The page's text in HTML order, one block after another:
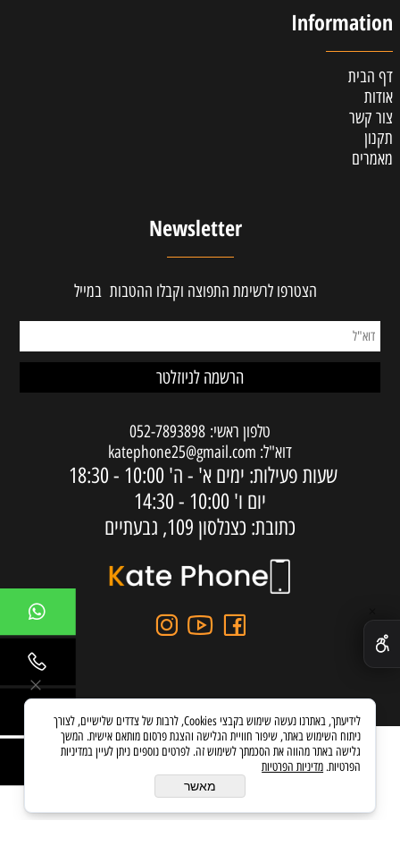
Information
דף הבית
אודות
צור קשר
תקנון
מאמרים
Newsletter
הצטרפו לרשימת התפוצה וקבלו ההטבות במייל
טלפון ראשי: 052-7893898
דוא"ל: katephone25@gmail.com
שעות פעילות: ימים א' - ה' 10:00 - 18:30
יום ו' 10:00 - 14:30
כתובת: כצנלסון 109, גבעתיים
בניית אתרים
לידיעתך, באתרנו נעשה שימוש בקבצי Cookies, לרבות של צדדים שלישיים, לצורך
ניתוח השימוש באתר, שיפור חוויית הגלישה והצגת פרסום מותאם אישית. המשך
גלישה באתר מהווה את הסכמתך לשימוש זה. לפרטים נוספים ניתן לעיין במדיניות
הפרטיות. מדיניות הפרטיות
מאשר